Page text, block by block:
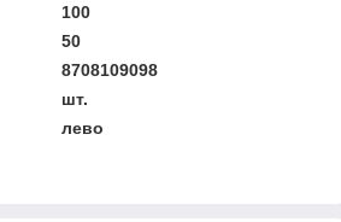
100
50
8708109098
шт.
лево